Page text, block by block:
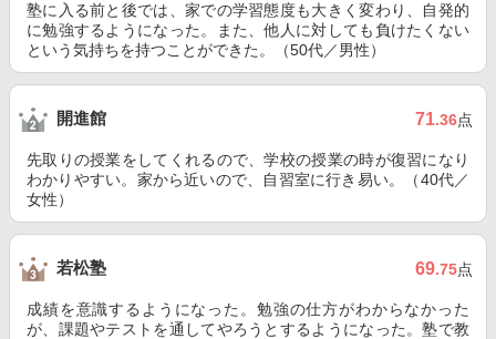
塾に入る前と後では、家での学習態度も大きく変わり、自発的
に勉強するようになった。また、他人に対しても負けたくない
という気持ちを持つことができた。（50代／男性）
開進館 71.36点
先取りの授業をしてくれるので、学校の授業の時が復習になり
わかりやすい。家から近いので、自習室に行き易い。（40代／
女性）
若松塾 69.75点
成績を意識するようになった。勉強の仕方がわからなかった
が、課題やテストを通してやろうとするようになった。塾で教